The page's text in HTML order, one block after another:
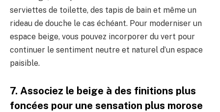
serviettes de toilette, des tapis de bain et même un
rideau de douche le cas échéant. Pour moderniser un
espace beige, vous pouvez incorporer du vert pour
continuer le sentiment neutre et naturel d’un espace
paisible.
7. Associez le beige à des finitions plus
foncées pour une sensation plus morose